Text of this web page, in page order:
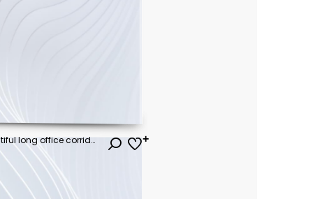
Nice modern office with beautiful long office corridor with and defocused room background concepts and ideas for business presentation background, wallpaper and backdrop ideas for corporate and commer